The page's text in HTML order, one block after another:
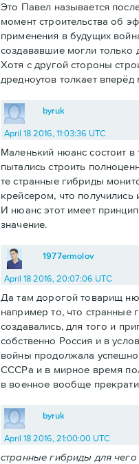
Это Павел называется
момент строительства об
применения в будущих
создававшие могли только
Хотя с другой стороны
дредноутов толкает вперёд
byruk
April 18 2016, 11:03:36 UTC
Маленький нюанс состоит
пытались строить
те странные гибриды
крейсером, что получились
И нюанс этот имеет
значение.
1977ermolov
April 18 2016, 20:07:06 UTC
Да там дорогой товарищ
например то, что странные
создавались, для того и
собственно Россия и в
войны продолжала успешно
СССРа и в мирное время
в военное вообще
byruk
April 18 2016, 21:00:00 UTC
странные гибриды для чего